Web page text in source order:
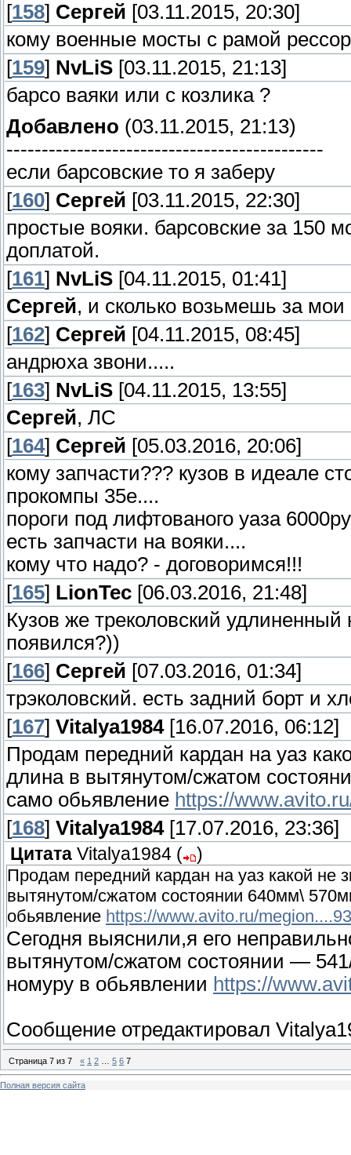
[158] Сергей [03.11.2015, 20:30]
кому военные мосты с рамой
[159] NvLiS [03.11.2015, 21:13]
барсо ваяки или с козлика ?
Добавлено (03.11.2015, 21:13)
---------------------------------------------
если барсовские то я заберу
[160] Сергей [03.11.2015, 22:30]
простые вояки. барсовские за 150
доплатой.
[161] NvLiS [04.11.2015, 01:41]
Сергей, и сколько возьмешь за
[162] Сергей [04.11.2015, 08:45]
андрюха звони.....
[163] NvLiS [04.11.2015, 13:55]
Сергей, ЛС
[164] Сергей [05.03.2016, 20:06]
кому запчасти??? кузов в идеале
прокомпы 35е....
пороги под лифтованого уаза
есть запчасти на вояки....
кому что надо? - договоримся!!!
[165] LionTec [06.03.2016, 21:48]
Кузов же треколовский
появился?))
[166] Сергей [07.03.2016, 01:34]
трэколовский. есть задний борт и
[167] Vitalya1984[16.07.2016, 06:12]
Продам передний кардан на уаз
длина в вытянутом/сжатом
само обьявление https://
[168] Vitalya1984[17.07.2016, 23:36]
Цитата Vitalya1984 (
)
Продам передний кардан на уаз какой
вытянутом/сжатом состоянии 640мм\
обьявление https://www.avito.ru/
Сегодня выяснили,я его
вытянутом/сжатом состоянии —
номуру в обьявлении https://
Сообщение отредактировал
Страница 7 из 7 « 1 2 5 6 7
Полная версия сайта